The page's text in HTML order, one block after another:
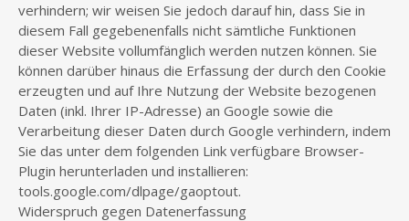
verhindern; wir weisen Sie jedoch darauf hin, dass Sie in
diesem Fall gegebenenfalls nicht sämtliche Funktionen
dieser Website vollumfänglich werden nutzen können. Sie
können darüber hinaus die Erfassung der durch den Cookie
erzeugten und auf Ihre Nutzung der Website bezogenen
Daten (inkl. Ihrer IP-Adresse) an Google sowie die
Verarbeitung dieser Daten durch Google verhindern, indem
Sie das unter dem folgenden Link verfügbare Browser-
Plugin herunterladen und installieren:
tools.google.com/dlpage/gaoptout.
Widerspruch gegen Datenerfassung